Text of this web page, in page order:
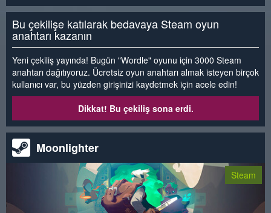
Bu çekilişe katılarak bedavaya Steam oyun
anahtarı kazanın
Yeni çekiliş yayında! Bugün "Wordle" oyunu için 3000 Steam
anahtarı dağıtıyoruz. Ücretsiz oyun anahtarı almak isteyen birçok
kullanıcı var, bu yüzden girişinizi kaydetmek için acele edin!
Dikkat! Bu çekiliş sona erdi.
Moonlighter
Steam